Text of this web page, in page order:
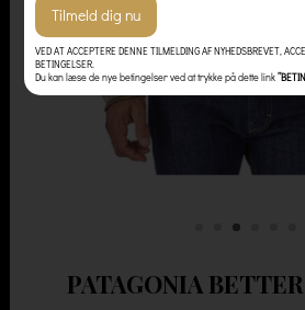
PATAGONIA
VED AT ACCEPTERE DENNE TILMELDING AF NYHEDSBREVET,
BETINGELSER.
Du kan læse de nye betingelser ved at trykke på dette link